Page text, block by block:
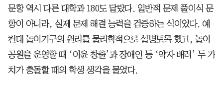
문항 역시 다른 대학과 180도 달랐다. 일반적 문제 풀이식 문
항이 아니라, 실제 문제 해결 능력을 검증하는 식이었다. 예
컨대 놀이기구의 원리를 물리학적으로 설명토록 했고, 놀이
공원을 운영할 때 ‘이윤 창출’과 장애인 등 ‘약자 배려’ 두 가
치가 충돌할 때의 학생 생각을 물었다.